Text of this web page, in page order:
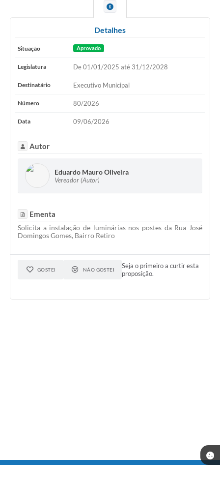
Detalhes
Situação Aprovado
Legislatura De 01/01/2025 até 31/12/2028
Destinatário Executivo Municipal
Número 80/2026
Data 09/06/2026
Autor
Eduardo Mauro Oliveira
Vereador (Autor)
Ementa
Solicita a instalação de luminárias nos postes da Rua José
Domingos Gomes, Bairro Retiro
GOSTEI NÃO GOSTEI
Seja o primeiro a curtir esta
proposição.